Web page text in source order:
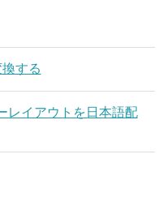
する
レイアウトを日本語配